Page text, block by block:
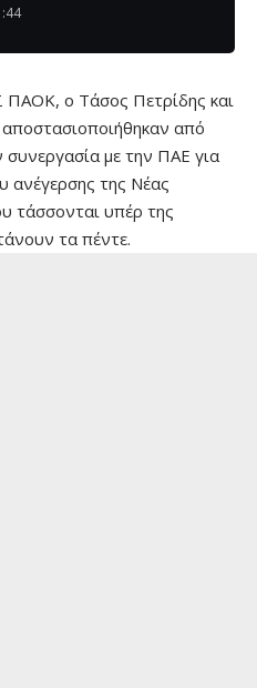
ο Τάσος Πετρίδης και
από
συνεργασία με την ΠΑΕ για
ανέγερσης της Νέας
τάσσονται υπέρ της
τα πέντε.